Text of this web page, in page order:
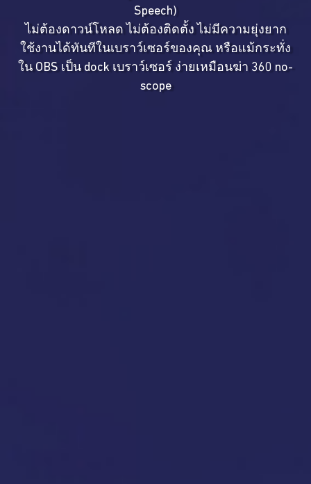
Speech)
ไม่ต้องดาวน์โหลด ไม่ต้องติดตั้ง ไม่มีความยุ่งยาก
ใช้งานได้ทันทีในเบราว์เซอร์ของคุณ หรือแม้กระทั่ง
ใน OBS เป็น dock เบราว์เซอร์ ง่ายเหมือนฆ่า 360 no-
scope